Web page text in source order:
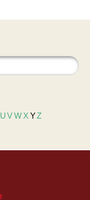
UVW X YZ